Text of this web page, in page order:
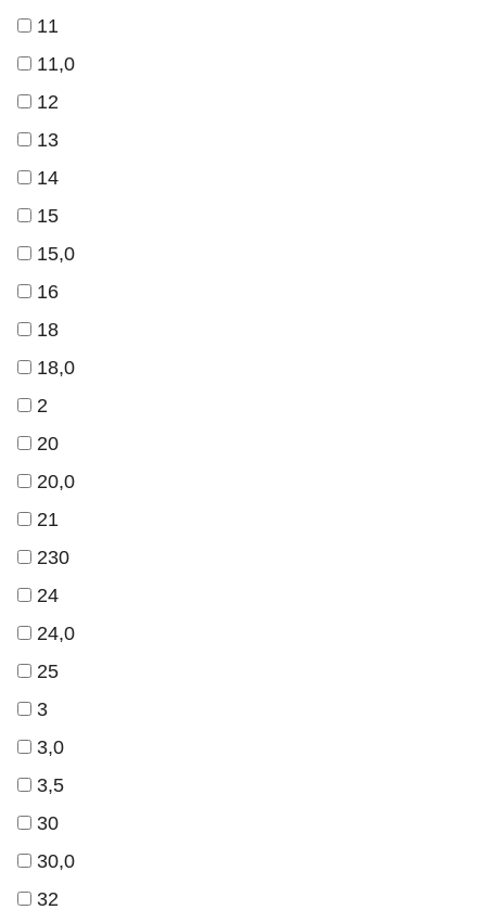
11
11,0
12
13
14
15
15,0
16
18
18,0
2
20
20,0
21
230
24
24,0
25
3
3,0
3,5
30
30,0
32